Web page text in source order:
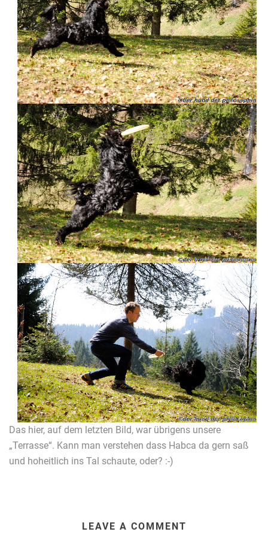
Das hier, auf dem letzten Bild, war übrigens unsere
„Terrasse“. Kann man verstehen dass Habca da gern saß
und hoheitlich ins Tal schaute, oder? :-)
LEAVE A COMMENT